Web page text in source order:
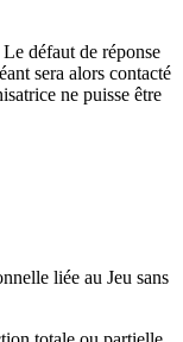
défaut de réponse
sera alors contacté
ne puisse être
liée au Jeu sans